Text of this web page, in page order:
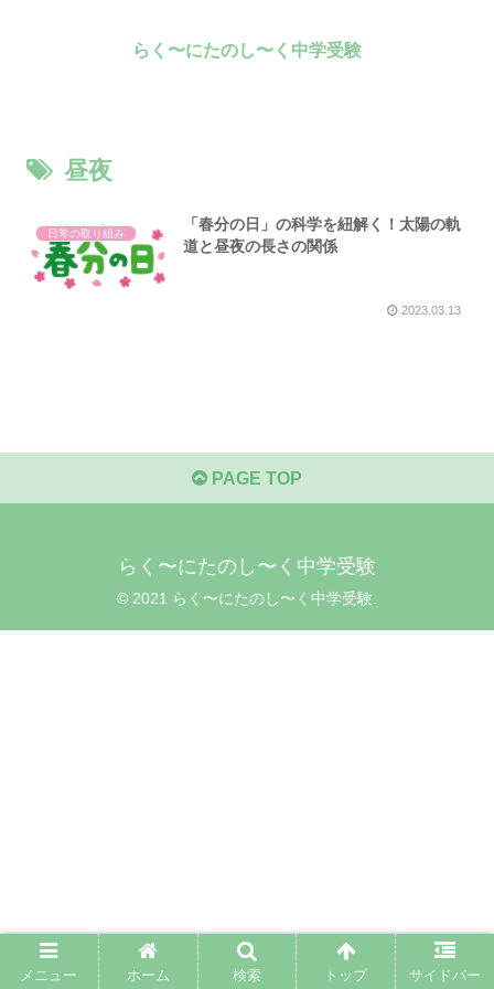
らく〜にたのし〜く中学受験
昼夜
日常の取り組み
「春分の日」の科学を紐解く！太陽の軌
道と昼夜の長さの関係
2023.03.13
PAGE TOP
らく〜にたのし〜く中学受験
© 2021 らく〜にたのし〜く中学受験.
メニュー ホーム 検索 トップ サイドバー